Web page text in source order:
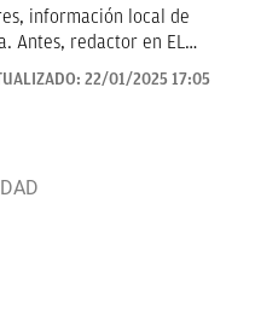
información local de
Antes, redactor en EL
20 años.
22/01/2025 17:05